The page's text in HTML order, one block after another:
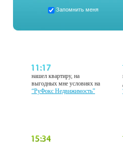
Запомнить меня
нашел квартиру, на
выгодных мне условиях на
“РуФокс Недвижимость”